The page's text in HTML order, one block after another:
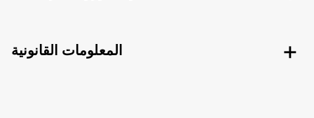
المعلومات القانونية